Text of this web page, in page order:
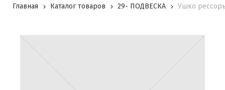
Главная Каталог товаров 29- ПОДВЕСКА Ушко